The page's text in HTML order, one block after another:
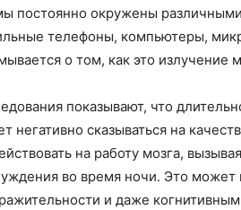
постоянно окружены
телефоны, компьютеры,
о том, как это
показывают, что
негативно сказываться на
на работу мозга,
во время ночи. Это может
и даже